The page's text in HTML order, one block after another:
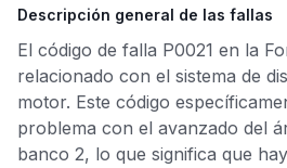
Descripción general de las fallas
El código de falla P0021 en la
relacionado con el sistema de
motor. Este código
problema con el avanzado del
banco 2, lo que significa que